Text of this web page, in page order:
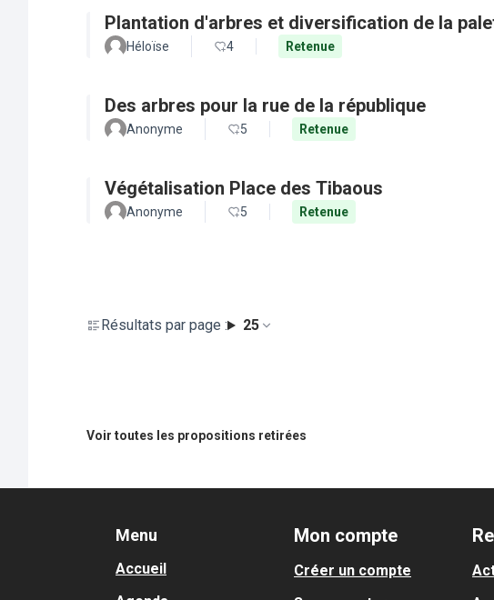
Plantation d'arbres et diversification de la
Héloïse 4 Retenue
Des arbres pour la rue de la république
Anonyme 5 Retenue
Végétalisation Place des Tibaous
Anonyme 5 Retenue
Résultats par page : 25
Voir toutes les propositions retirées
Menu
Accueil
Mon compte
Créer un compte